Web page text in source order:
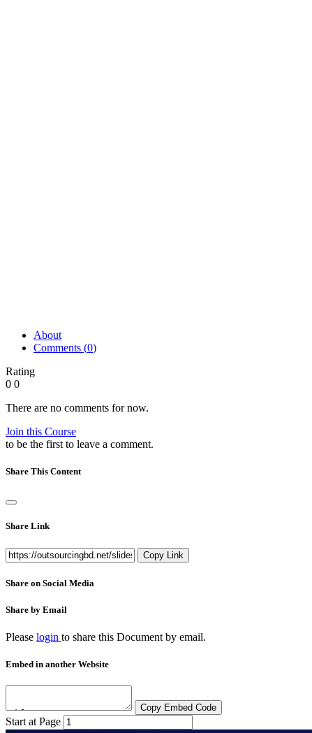
About
Comments (0)
Rating
0 0
There are no comments for now.
Join this Course
to be the first to leave a comment.
Share This Content
Share Link
Copy Link
Share on Social Media
Share by Email
Please login to share this Document by email.
Embed in another Website
Copy Embed Code
Start at Page